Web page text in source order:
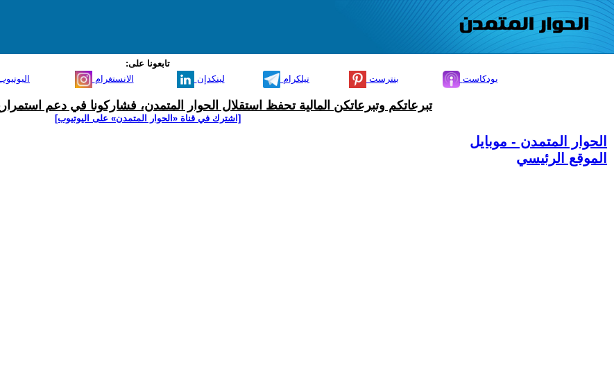
تابعونا على:
الانستغرام لينكدإن تيلكرام بنترست بودكاست
تبرعاتكم وتبرعاتكن المالية تحفظ استقلال الحوار المتمدن، فشاركونا في دعم
[اشترك في قناة ‫«الحوار المتمدن» على اليوتيوب]
الحوار المتمدن - موبايل
الموقع الرئيسي